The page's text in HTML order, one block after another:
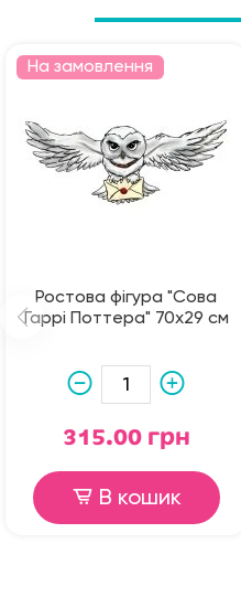
На замовлення
Ростова фігура "Сова
Гаррі Поттера" 70х29 см
315.00 грн
В кошик